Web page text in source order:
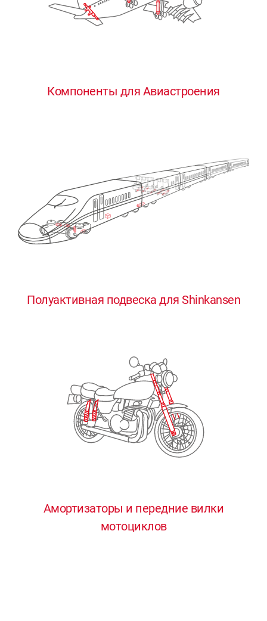
Компоненты для Авиастроения
Полуактивная подвеска для Shinkansen
Амортизаторы и передние вилки
мотоциклов
0 1
2
0
3
4
6
7
0
2
3
4
6
7
0
2
3
4
6
7
0
2
3
4
6
0
3
4
6